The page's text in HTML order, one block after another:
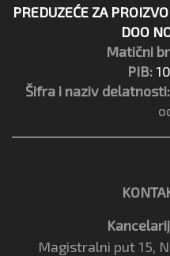
PREDUZEĆE ZA
DOO
Matični
PIB:
Šifra i naziv delatnosti:
Magistralni put 15,